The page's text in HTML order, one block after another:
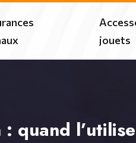
jouets
quand